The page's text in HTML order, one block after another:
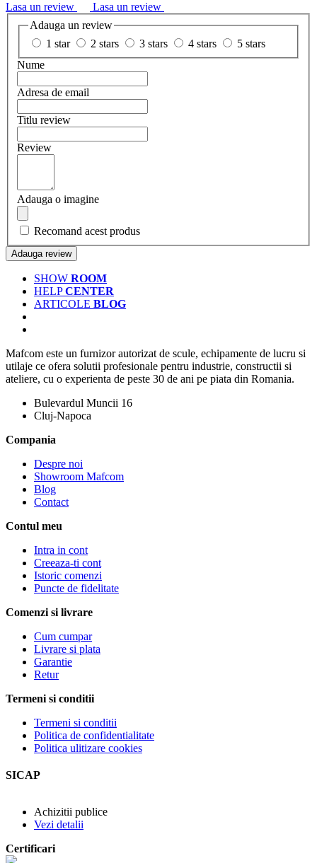
Lasa un review
Lasa un review
Adauga un review
1 star
2 stars 3 stars 4 stars
5 stars
Nume
Adresa de email
Titlu review
Review
Adauga o imagine
Recomand acest produs
Adauga review
SHOW ROOM
HELP CENTER
ARTICOLE BLOG
Mafcom este un furnizor autorizat de scule, echipamente de lucru si
utilaje ce ofera solutii profesionale pentru industrie, constructii si
ateliere, cu o experienta de peste 30 de ani pe piata din Romania.
Bulevardul Muncii 16
Cluj-Napoca
Compania
Despre noi
Showroom Mafcom
Blog
Contact
Contul meu
Intra in cont
Creeaza-ti cont
Istoric comenzi
Puncte de fidelitate
Comenzi si livrare
Cum cumpar
Livrare si plata
Garantie
Retur
Termeni si conditii
Termeni si conditii
Politica de confidentialitate
Politica ulitizare cookies
SICAP
Achizitii publice
Vezi detalii
Certificari